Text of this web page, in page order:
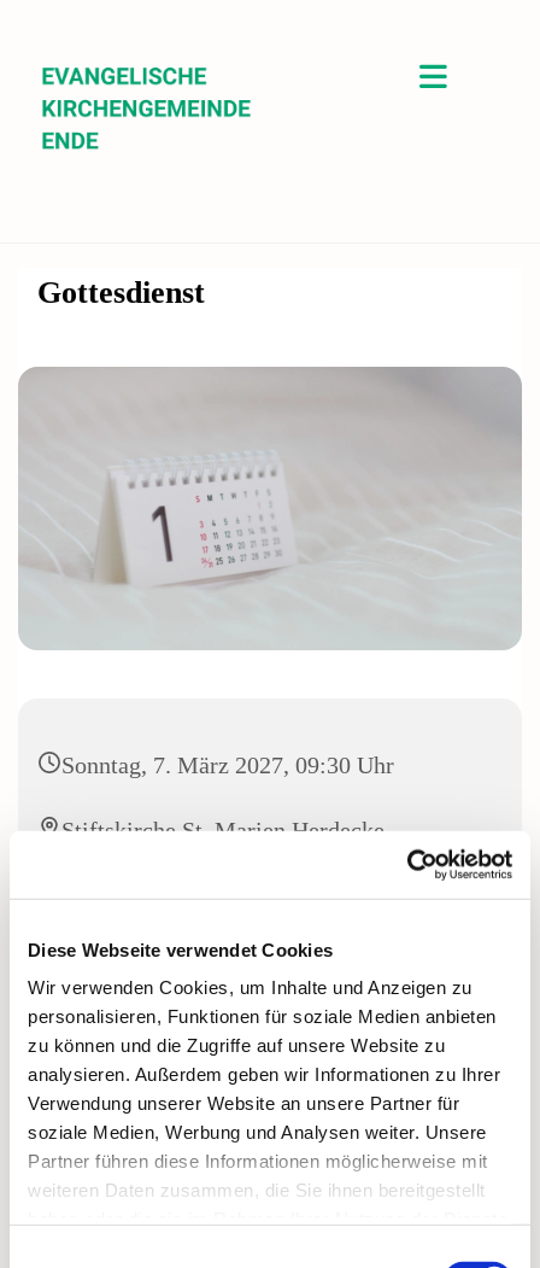
Diese Webseite verwendet Cookies
Wir verwenden Cookies, um Inhalte und Anzeigen zu
personalisieren, Funktionen für soziale Medien anbieten
zu können und die Zugriffe auf unsere Website zu
analysieren. Außerdem geben wir Informationen zu Ihrer
Verwendung unserer Website an unsere Partner für
soziale Medien, Werbung und Analysen weiter. Unsere
Partner führen diese Informationen möglicherweise mit
weiteren Daten zusammen, die Sie ihnen bereitgestellt
Gottesdienst
Sonntag, 7. März 2027, 09:30 Uhr
Stiftskirche St. Marien Herdecke,